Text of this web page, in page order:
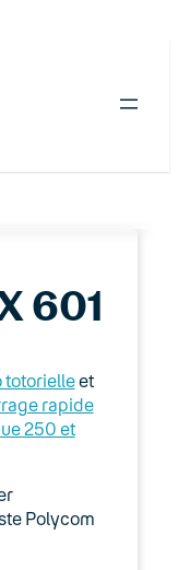
601
totorielleet
rapide
250 et
Polycom